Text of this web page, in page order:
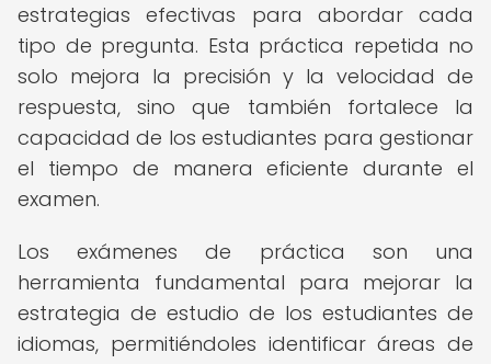
estrategias efectivas para abordar cada
tipo de pregunta. Esta práctica repetida no
solo mejora la precisión y la velocidad de
respuesta, sino que también fortalece la
capacidad de los estudiantes para gestionar
el tiempo de manera eficiente durante el
examen.
Los exámenes de práctica son una
herramienta fundamental para mejorar la
estrategia de estudio de los estudiantes de
idiomas, permitiéndoles identificar áreas de